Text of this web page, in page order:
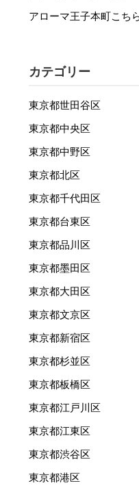
アローマ王子本町こち
カテゴリー
東京都世田谷区
東京都中央区
東京都中野区
東京都北区
東京都千代田区
東京都台東区
東京都品川区
東京都墨田区
東京都大田区
東京都文京区
東京都新宿区
東京都杉並区
東京都板橋区
東京都江戸川区
東京都江東区
東京都渋谷区
東京都港区